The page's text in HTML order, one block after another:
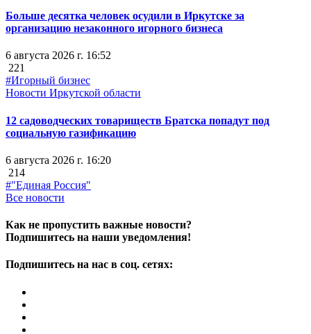
Больше десятка человек осудили в Иркутске за
организацию незаконного игорного бизнеса
6 августа 2026 г. 16:52
221
#Игорный бизнес
Новости Иркутской области
12 садоводческих товариществ Братска попадут под
социальную газификацию
6 августа 2026 г. 16:20
214
#"Единая Россия"
Все новости
Как не пропустить важные новости?
Подпишитесь на наши уведомления!
Подпишитесь на нас в соц. сетях: